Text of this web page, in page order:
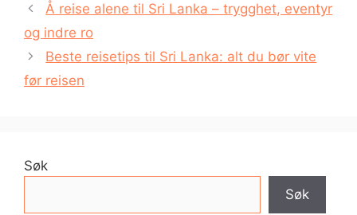
Å reise alene til Sri Lanka – trygghet, eventyr
og indre ro
Beste reisetips til Sri Lanka: alt du bør vite
før reisen
Søk
Søk